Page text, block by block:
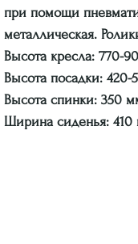
при помощи
металлическая.
Высота кресла: 770-
Высота посадки:
Высота спинки: 350
Ширина сиденья: 410